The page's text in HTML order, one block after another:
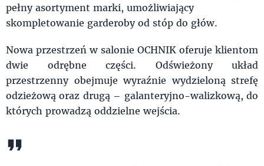
pełny asortyment marki, umożliwiający
skompletowanie garderoby od stóp do głów.
Nowa przestrzeń w salonie OCHNIK oferuje klientom
dwie odrębne części. Odświeżony układ
przestrzenny obejmuje wyraźnie wydzieloną strefę
odzieżową oraz drugą – galanteryjno-walizkową, do
których prowadzą oddzielne wejścia.